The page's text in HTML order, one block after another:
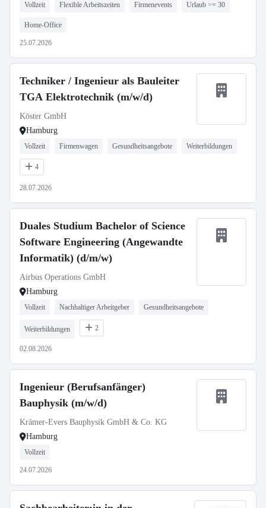
Vollzeit Flexible Arbeitszeiten Firmenevents Urlaub >= 30
Home-Office
25.07.2026
Techniker / Ingenieur als Bauleiter
TGA Elektrotechnik (m/w/d)
Köster GmbH
Hamburg
Vollzeit Firmenwagen Gesundheitsangebote Weiterbildungen
4
28.07.2026
Duales Studium Bachelor of Science
Software Engineering (Angewandte
Informatik) (d/m/w)
Airbus Operations GmbH
Hamburg
Vollzeit Nachhaltiger Arbeitgeber Gesundheitsangebote
Weiterbildungen 2
02.08.2026
Ingenieur (Berufsanfänger)
Bauphysik (m/w/d)
Krämer-Evers Bauphysik GmbH & Co. KG
Hamburg
Vollzeit
24.07.2026